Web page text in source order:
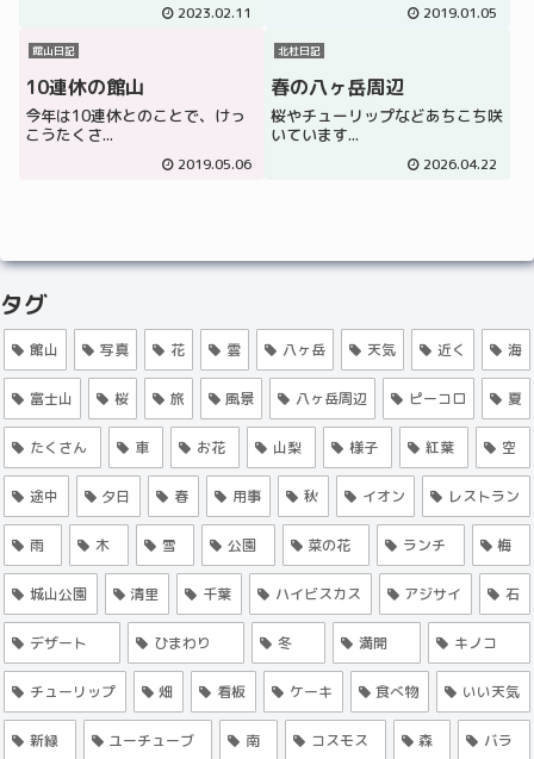
2023.02.11 2019.01.05
館山日記
10連休の館山
今年は10連休とのことで、けっ
こうたくさ...
2019.05.06
北杜日記
春の八ヶ岳周辺
桜やチューリップなどあちこち咲
いています...
2026.04.22
タグ
館山 写真 花 雲 八ヶ岳 天気 近く 海
富士山 桜 旅 風景 八ヶ岳周辺 ピーコロ 夏
たくさん 車 お花 山梨 様子 紅葉 空
途中 夕日 春 用事 秋 イオン レストラン
雨 木 雪 公園 菜の花 ランチ 梅
城山公園 清里 千葉 ハイビスカス アジサイ 石
デザート ひまわり 冬 満開 キノコ
チューリップ 畑 看板 ケーキ 食べ物 いい天気
新緑 ユーチューブ 南 コスモス 森 バラ